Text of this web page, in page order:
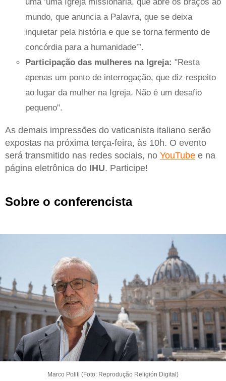
mundo, que anuncia a Palavra, que se deixa
inquietar pela história e que se torna fermento de
concórdia para a humanidade’”.
Participação das mulheres na Igreja: "Resta
apenas um ponto de interrogação, que diz respeito
ao lugar da mulher na Igreja. Não é um desafio
pequeno".
As demais impressões do vaticanista italiano serão
expostas na próxima terça-feira, às 10h. O evento
será transmitido nas redes sociais, no YouTube e na
página eletrônica do IHU. Participe!
Sobre o conferencista
Marco Politi (Foto: Reprodução Religión Digital)